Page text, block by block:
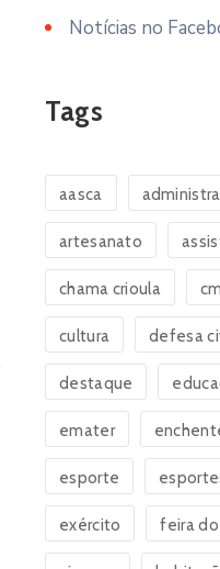
Notícias no
Tags
aasca
artesanato
chama crioula
cultura defesa
destaque
emater
esporte
exército feira